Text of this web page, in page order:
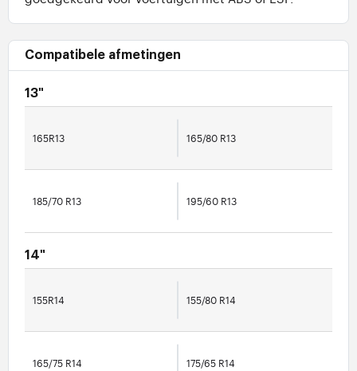
Compatibele afmetingen
13"
165R13 165/80 R13
185/70 R13 195/60 R13
14"
155R14 155/80 R14
165/75 R14 175/65 R14